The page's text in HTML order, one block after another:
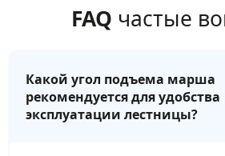
FAQ частые
Какой угол подъема марша
рекомендуется для удобства
эксплуатации лестницы?